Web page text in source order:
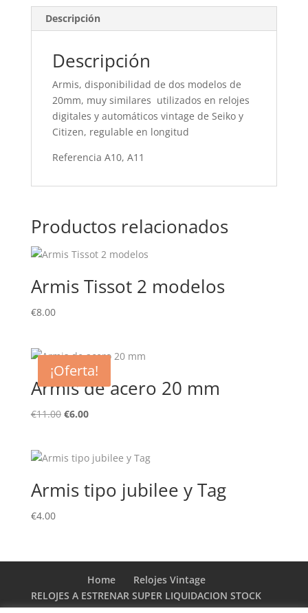
Descripción
Descripción
Armis, disponibilidad de dos modelos de
20mm, muy similares utilizados en relojes
digitales y automáticos vintage de Seiko y
Citizen, regulable en longitud
Referencia A10, A11
Productos relacionados
Armis Tissot 2 modelos
€8.00
¡Oferta!
Armis de acero 20 mm
€11.00 El
era:
€6.00El
es:
Armis tipo jubilee y Tag
€4.00
Home
Relojes Vintage
RELOJES A ESTRENAR SUPER LIQUIDACION STOCK